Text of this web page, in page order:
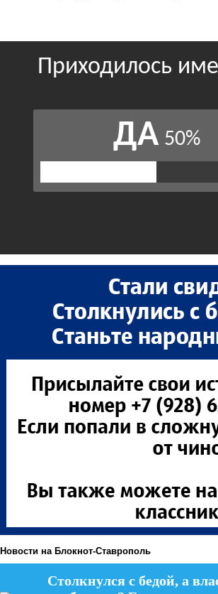
Новости на Блoкнoт-Ставрополь
Столкнулся с бедой, а